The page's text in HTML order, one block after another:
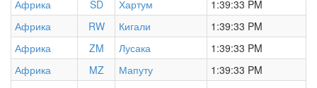
Африка
SD Хартум
1:39:33 PM
Африка
RW Кигали
1:39:33 PM
Африка
ZM Лусака
1:39:33 PM
Африка
MZ Мапуту
1:39:33 PM